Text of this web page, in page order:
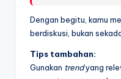
Dengan begitu, kamu
berdiskusi, bukan
Tips tambahan:
Gunakan trendyang